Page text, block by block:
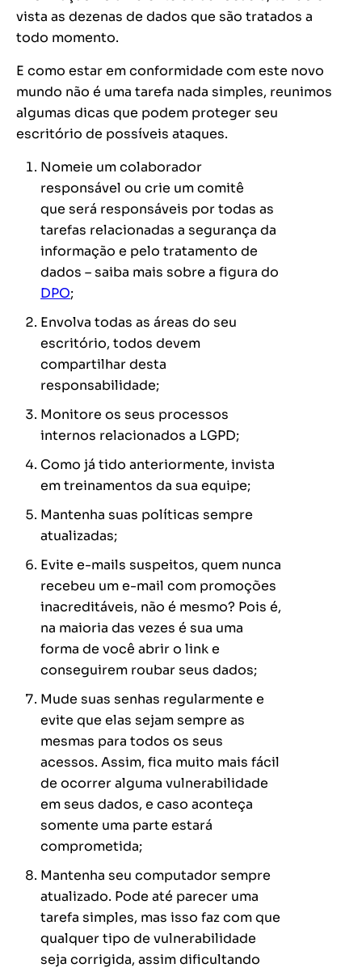
vista as dezenas de dados que são tratados a
todo momento.
E como estar em conformidade com este novo
mundo não é uma tarefa nada simples, reunimos
algumas dicas que podem proteger seu
escritório de possíveis ataques.
Nomeie um colaborador
responsável ou crie um comitê
que será responsáveis por todas as
tarefas relacionadas a segurança da
informação e pelo tratamento de
dados – saiba mais sobre a figura do
DPO;
Envolva todas as áreas do seu
escritório, todos devem
compartilhar desta
responsabilidade;
Monitore os seus processos
internos relacionados a LGPD;
Como já tido anteriormente, invista
em treinamentos da sua equipe;
Mantenha suas políticas sempre
atualizadas;
Evite e-mails suspeitos, quem nunca
recebeu um e-mail com promoções
inacreditáveis, não é mesmo? Pois é,
na maioria das vezes é sua uma
forma de você abrir o link e
conseguirem roubar seus dados;
Mude suas senhas regularmente e
evite que elas sejam sempre as
mesmas para todos os seus
acessos. Assim, fica muito mais fácil
de ocorrer alguma vulnerabilidade
em seus dados, e caso aconteça
somente uma parte estará
comprometida;
Mantenha seu computador sempre
atualizado. Pode até parecer uma
tarefa simples, mas isso faz com que
qualquer tipo de vulnerabilidade
seja corrigida, assim dificultando